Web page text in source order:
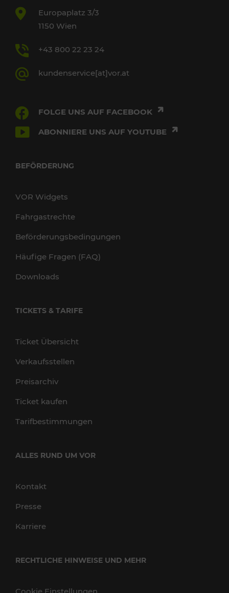
Europaplatz 3/3
1150 Wien
+43 800 22 23 24
kundenservice[at]vor.at
FOLGE UNS AUF FACEBOOK
ABONNIERE UNS AUF YOUTUBE
BEFÖRDERUNG
VOR Widgets
Fahrgastrechte
Beförderungsbedingungen
Häufige Fragen (FAQ)
Downloads
TICKETS & TARIFE
Ticket Übersicht
Verkaufsstellen
Preisarchiv
Ticket kaufen
Tarifbestimmungen
ALLES RUND UM VOR
Kontakt
Presse
Karriere
RECHTLICHE HINWEISE UND MEHR